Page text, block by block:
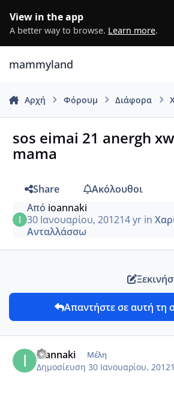
View in the app
A better way to browse. Learn more.
mammyland
Αρχή Φόρουμ Διάφορα
sos eimai 21 anergh
mama
Share
Ακόλουθοι
Από ioannaki
30 Ιανουαρίου, 201214 yrin
Ανταλλάσσω
Απαντήστε σε αυτή τη
ioannaki Μέλη
Δημοσίευση 30 Ιανουαρίου, 2012